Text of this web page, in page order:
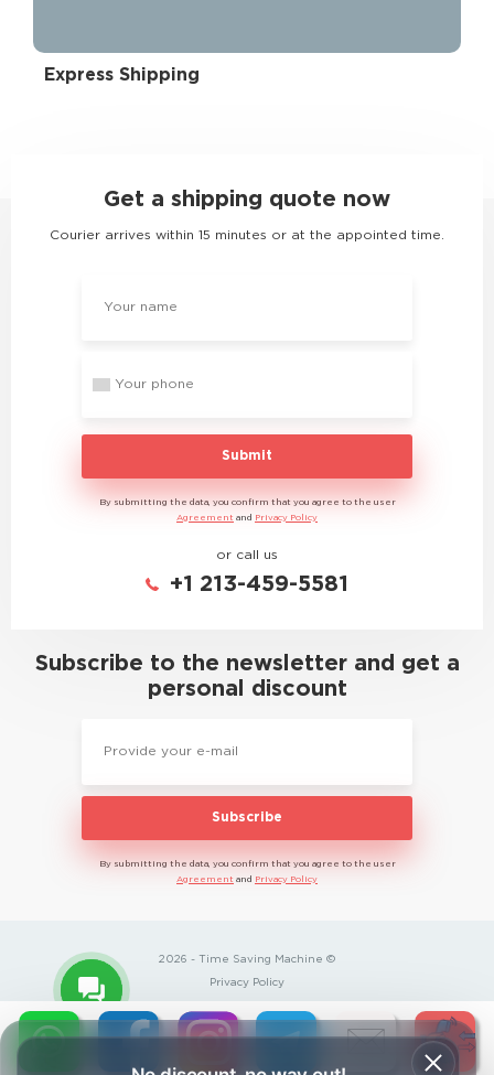
Express Shipping
Get a shipping quote now
Courier arrives within 15 minutes or at the appointed time.
Submit
By submitting the data, you confirm that you agree to the user
Agreement and Privacy Policy
or call us
+1 213-459-5581
Subscribe to the newsletter and get a
personal discount
Subscribe
By submitting the data, you confirm that you agree to the user
Agreement and Privacy Policy
2026 - Time Saving Machine ©
Privacy Policy
BannerText_Seraphinite Accelerator
Turns on site high speed to be attractive for people and search